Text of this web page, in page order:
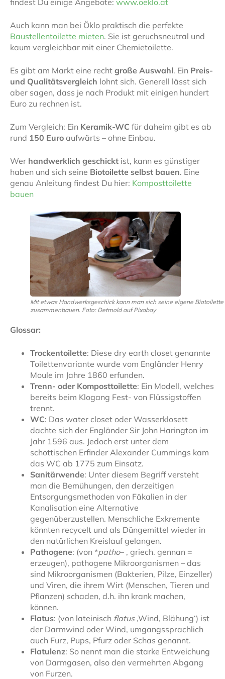
Auch kann man bei Öklo praktisch die perfekte
Baustellentoilette mieten. Sie ist geruchsneutral und
kaum vergleichbar mit einer Chemietoilette.
Es gibt am Markt eine recht große Auswahl. Ein Preis-
und Qualitätsvergleich lohnt sich. Generell lässt sich
aber sagen, dass je nach Produkt mit einigen hundert
Euro zu rechnen ist.
Zum Vergleich: Ein Keramik-WC für daheim gibt es ab
rund 150 Euro aufwärts – ohne Einbau.
Wer handwerklich geschickt ist, kann es günstiger
haben und sich seine Biotoilette selbst bauen. Eine
genau Anleitung findest Du hier: Komposttoilette
bauen
Mit etwas Handwerksgeschick kann man sich seine eigene Biotoilette
zusammenbauen. Foto: Detmold auf Pixabay
Glossar:
Trockentoilette: Diese dry earth closet genannte
Toilettenvariante wurde vom Engländer Henry
Moule im Jahre 1860 erfunden.
Trenn- oder Komposttoilette: Ein Modell, welches
bereits beim Klogang Fest- von Flüssigstoffen
trennt.
WC: Das water closet oder Wasserklosett
dachte sich der Engländer Sir John Harington im
Jahr 1596 aus. Jedoch erst unter dem
schottischen Erfinder Alexander Cummings kam
das WC ab 1775 zum Einsatz.
Sanitärwende: Unter diesem Begriff versteht
man die Bemühungen, den derzeitigen
Entsorgungsmethoden von Fäkalien in der
Kanalisation eine Alternative
gegenüberzustellen. Menschliche Exkremente
könnten recycelt und als Düngemittel wieder in
den natürlichen Kreislauf gelangen.
Pathogene: (von *patho– , griech. gennan =
erzeugen), pathogene Mikroorganismen – das
sind Mikroorganismen (Bakterien, Pilze, Einzeller)
und Viren, die ihrem Wirt (Menschen, Tieren und
Pflanzen) schaden, d.h. ihn krank machen,
können.
Flatus: (von lateinisch flatus‚Wind, Blähung‘) ist
der Darmwind oder Wind, umgangssprachlich
auch Furz, Pups, Pfurz oder Schas genannt.
Flatulenz: So nennt man die starke Entweichung
von Darmgasen, also den vermehrten Abgang
von Furzen.